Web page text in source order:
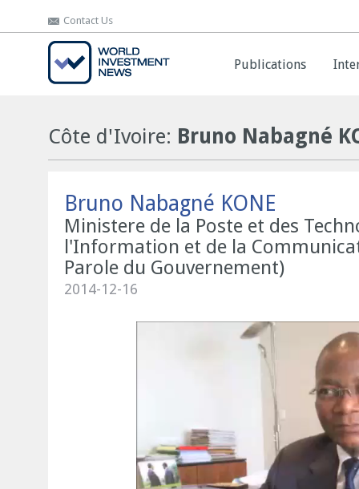
Contact Us
Publications
Contact Us
Publications
Côte d'Ivoire: Bruno Nabagné
Bruno Nabagné KONE
Ministere de la Poste et des
l'Information et de la
Parole du Gouvernement)
2014-12-16